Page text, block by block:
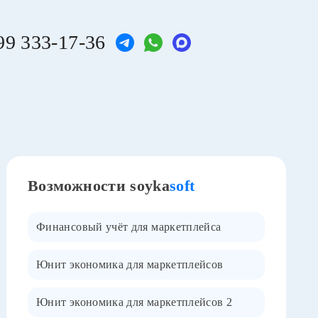
333-17-36
Возможности soykasoft
Финансовый учёт для маркетплейса
Юнит экономика для маркетплейсов
Юнит экономика для маркетплейсов 2